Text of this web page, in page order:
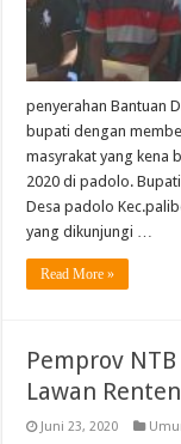
penyerahan Bantuan
bupati dengan
masyrakat yang kena
2020 di padolo.
Desa padolo
yang dikunjungi …
Read More »
Pemprov
Lawan
Juni 23, 2020